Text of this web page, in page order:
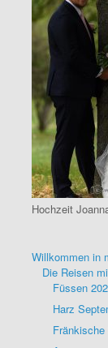
Hochzeit
Willkommen in
Die Reisen
Füssen
Harz